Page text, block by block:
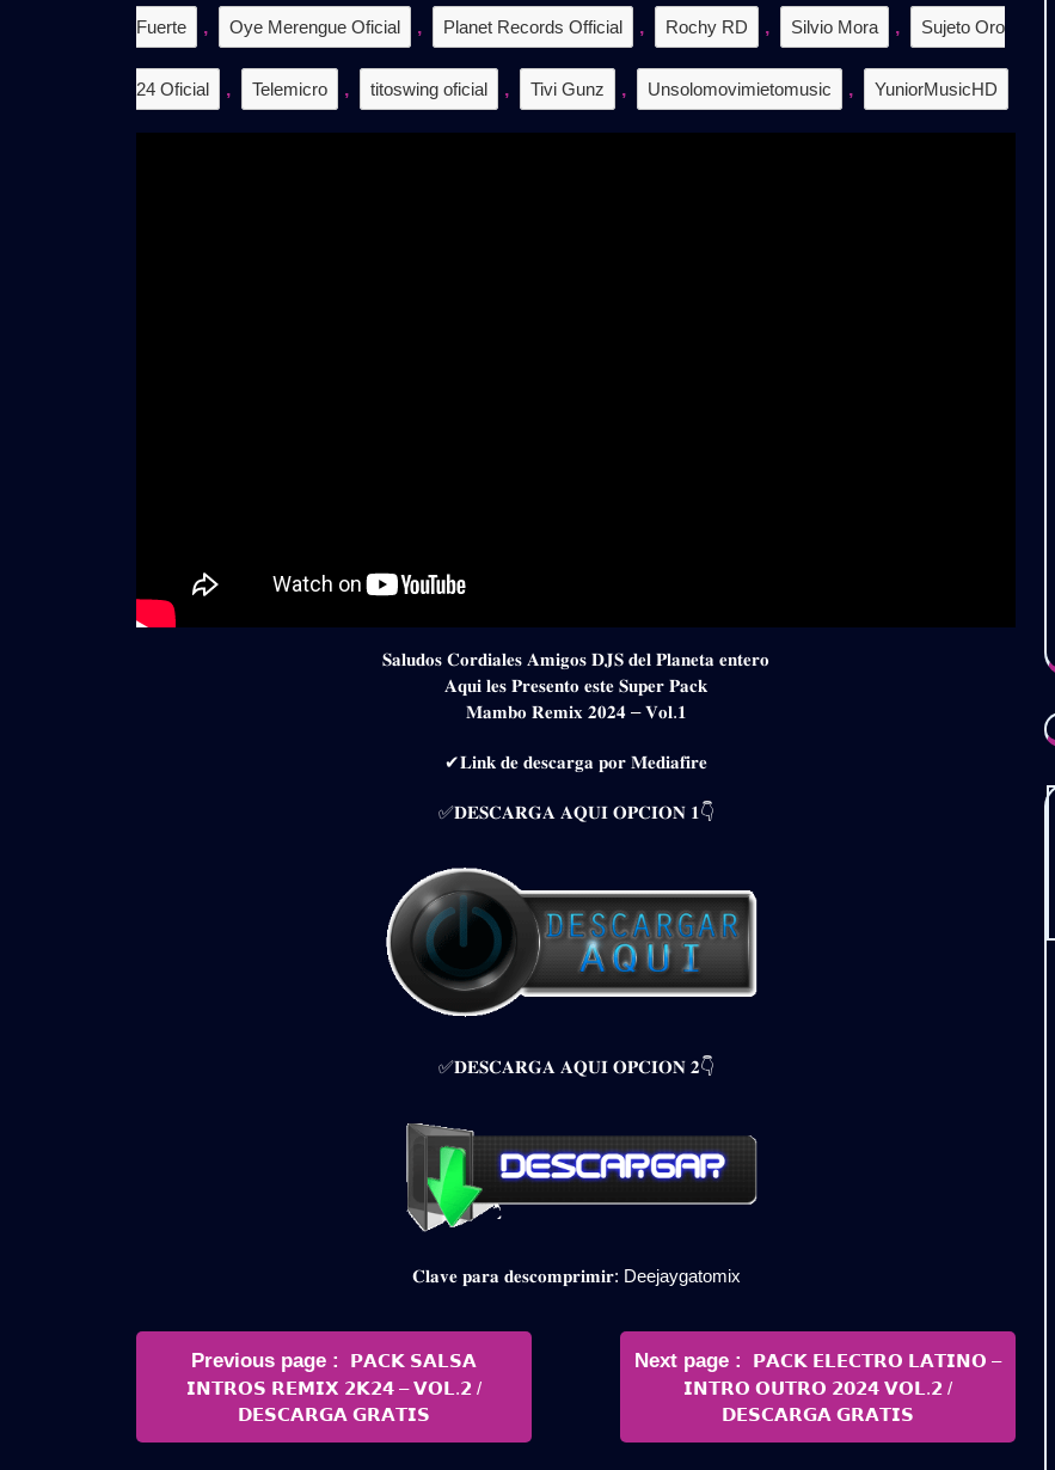
Fuerte , Oye Merengue Oficial , Planet Records Official , Rochy RD , Silvio Mora , Sujeto Oro
24 Oficial , Telemicro , titoswing oficial , Tivi Gunz , Unsolomovimietomusic , YuniorMusicHD
𝐒𝐚𝐥𝐮𝐝𝐨𝐬 𝐂𝐨𝐫𝐝𝐢𝐚𝐥𝐞𝐬 𝐀𝐦𝐢𝐠𝐨𝐬 𝐃𝐉𝐒 𝐝𝐞𝐥 𝐏𝐥𝐚𝐧𝐞𝐭𝐚 𝐞𝐧𝐭𝐞𝐫𝐨
𝐀𝐪𝐮𝐢 𝐥𝐞𝐬 𝐏𝐫𝐞𝐬𝐞𝐧𝐭𝐨 𝐞𝐬𝐭𝐞 𝐒𝐮𝐩𝐞𝐫 𝐏𝐚𝐜𝐤
𝐌𝐚𝐦𝐛𝐨 𝐑𝐞𝐦𝐢𝐱 𝟐𝟎𝟐𝟒 – 𝐕𝐨𝐥.𝟏
✔𝐋𝐢𝐧𝐤 𝐝𝐞 𝐝𝐞𝐬𝐜𝐚𝐫𝐠𝐚 𝐩𝐨𝐫 𝐌𝐞𝐝𝐢𝐚𝐟𝐢𝐫𝐞
✅𝐃𝐄𝐒𝐂𝐀𝐑𝐆𝐀 𝐀𝐐𝐔𝐈 𝐎𝐏𝐂𝐈𝐎𝐍 𝟏👇
✅𝐃𝐄𝐒𝐂𝐀𝐑𝐆𝐀 𝐀𝐐𝐔𝐈 𝐎𝐏𝐂𝐈𝐎𝐍 𝟐👇
𝐂𝐥𝐚𝐯𝐞 𝐩𝐚𝐫𝐚 𝐝𝐞𝐬𝐜𝐨𝐦𝐩𝐫𝐢𝐦𝐢𝐫: Deejaygatomix
Navegación
entradas
Previous page
Older
Posts
𝗣𝗔𝗖𝗞 𝗦𝗔𝗟𝗦𝗔
𝗜𝗡𝗧𝗥𝗢𝗦 𝗥𝗘𝗠𝗜𝗫 𝟮𝗞𝟮𝟰 – 𝗩𝗢𝗟.𝟮 /
𝗗𝗘𝗦𝗖𝗔𝗥𝗚𝗔 𝗚𝗥𝗔𝗧𝗜𝗦
Next page
Newer
Posts
𝗣𝗔𝗖𝗞 𝗘𝗟𝗘𝗖𝗧𝗥𝗢 𝗟𝗔𝗧𝗜𝗡𝗢 –
𝗜𝗡𝗧𝗥𝗢 𝗢𝗨𝗧𝗥𝗢 𝟮𝟬𝟮𝟰 𝗩𝗢𝗟.𝟮 /
𝗗𝗘𝗦𝗖𝗔𝗥𝗚𝗔 𝗚𝗥𝗔𝗧𝗜𝗦